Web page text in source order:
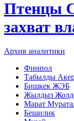
Птенцы
захват
Архив аналитики
Финпол
Табылды
Бишкек ЖЭБ
Жылдыз
Марат
Бешилик